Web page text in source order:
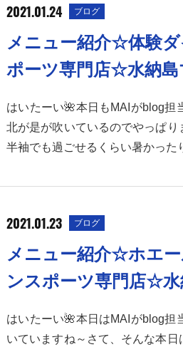
2021.01.24 ブログ
メニュー紹介☆体験
ポーツ専門店☆水納島
はいたーい🌺本日もMAIがblog担
北が是が吹いているのでやっぱ
半袖でも過ごせるくらい暑かっ
2021.01.23 ブログ
メニュー紹介☆ホエ
ンスポーツ専門店☆
はいたーい🌺本日はMAIがblog担
いていますね～さて、そんな本